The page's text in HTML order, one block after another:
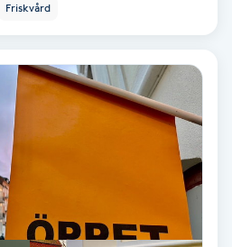
Friskvård